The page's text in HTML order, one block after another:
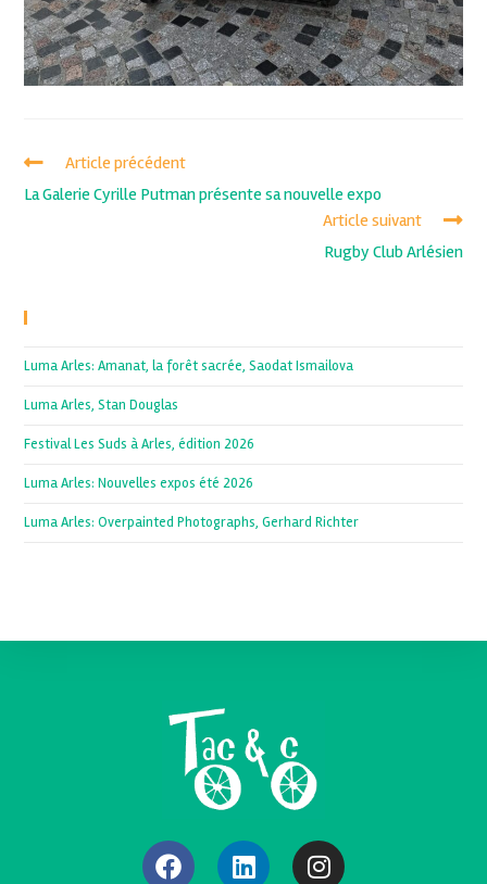
Article précédent
La Galerie Cyrille Putman présente sa nouvelle expo
Article suivant
Rugby Club Arlésien
Luma Arles: Amanat, la forêt sacrée, Saodat Ismailova
Luma Arles, Stan Douglas
Festival Les Suds à Arles, édition 2026
Luma Arles: Nouvelles expos été 2026
Luma Arles: Overpainted Photographs, Gerhard Richter